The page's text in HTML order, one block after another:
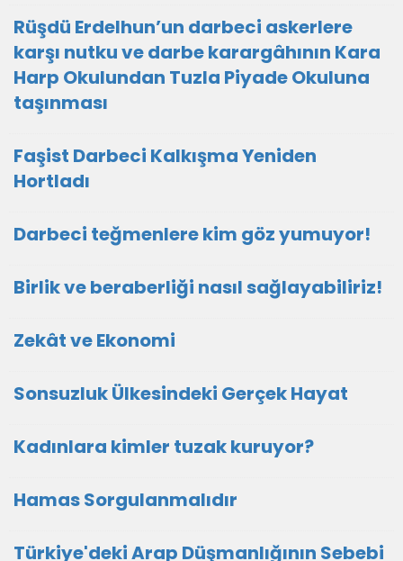
Rüşdü Erdelhun’un darbeci askerlere
karşı nutku ve darbe karargâhının Kara
Harp Okulundan Tuzla Piyade Okuluna
taşınması
Faşist Darbeci Kalkışma Yeniden
Hortladı
Darbeci teğmenlere kim göz yumuyor!
Birlik ve beraberliği nasıl sağlayabiliriz!
Zekât ve Ekonomi
Sonsuzluk Ülkesindeki Gerçek Hayat
Kadınlara kimler tuzak kuruyor?
Hamas Sorgulanmalıdır
Türkiye'deki Arap Düşmanlığının Sebebi